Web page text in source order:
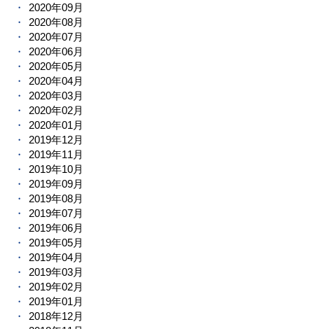
2020年09月
2020年08月
2020年07月
2020年06月
2020年05月
2020年04月
2020年03月
2020年02月
2020年01月
2019年12月
2019年11月
2019年10月
2019年09月
2019年08月
2019年07月
2019年06月
2019年05月
2019年04月
2019年03月
2019年02月
2019年01月
2018年12月